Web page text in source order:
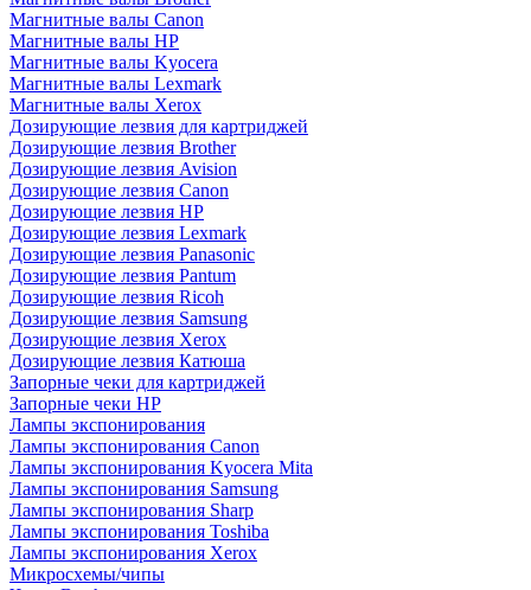
Магнитные валы Canon
Магнитные валы HP
Магнитные валы Kyocera
Магнитные валы Lexmark
Магнитные валы Xerox
Дозирующие лезвия для картриджей
Дозирующие лезвия Brother
Дозирующие лезвия Avision
Дозирующие лезвия Canon
Дозирующие лезвия HP
Дозирующие лезвия Lexmark
Дозирующие лезвия Panasonic
Дозирующие лезвия Pantum
Дозирующие лезвия Ricoh
Дозирующие лезвия Samsung
Дозирующие лезвия Xerox
Дозирующие лезвия Катюша
Запорные чеки для картриджей
Запорные чеки HP
Лампы экспонирования
Лампы экспонирования Canon
Лампы экспонирования Kyocera Mita
Лампы экспонирования Samsung
Лампы экспонирования Sharp
Лампы экспонирования Toshiba
Лампы экспонирования Xerox
Микросхемы/чипы